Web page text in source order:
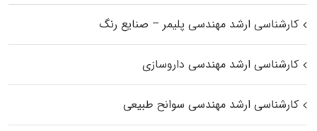
کارشناسی ارشد مهندسی پلیمر – صنایع رنگ
کارشناسی ارشد مهندسی داروسازی
کارشناسی ارشد مهندسی سوانح طبیعی